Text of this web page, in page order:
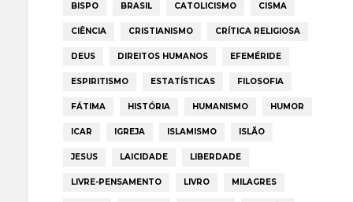
BISPO BRASIL CATOLICISMO CISMA
CIÊNCIA CRISTIANISMO CRÍTICA RELIGIOSA
DEUS DIREITOS HUMANOS EFEMÉRIDE
ESPIRITISMO ESTATÍSTICAS FILOSOFIA
FÁTIMA HISTÓRIA HUMANISMO HUMOR
ICAR IGREJA ISLAMISMO ISLÃO
JESUS LAICIDADE LIBERDADE
LIVRE-PENSAMENTO LIVRO MILAGRES